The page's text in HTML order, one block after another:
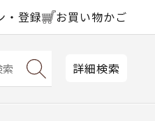
・登録 お買い物かご
詳細検索